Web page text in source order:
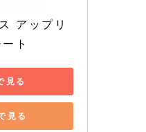
アップリ
ト
見る
見る